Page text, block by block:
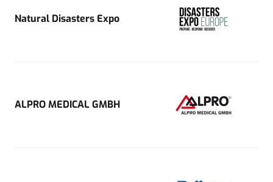
Natural Disasters Expo
ALPRO MEDICAL GMBH